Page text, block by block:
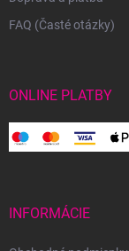
FAQ (Časté otázky)
ONLINE PLATBY
INFORMÁCIE